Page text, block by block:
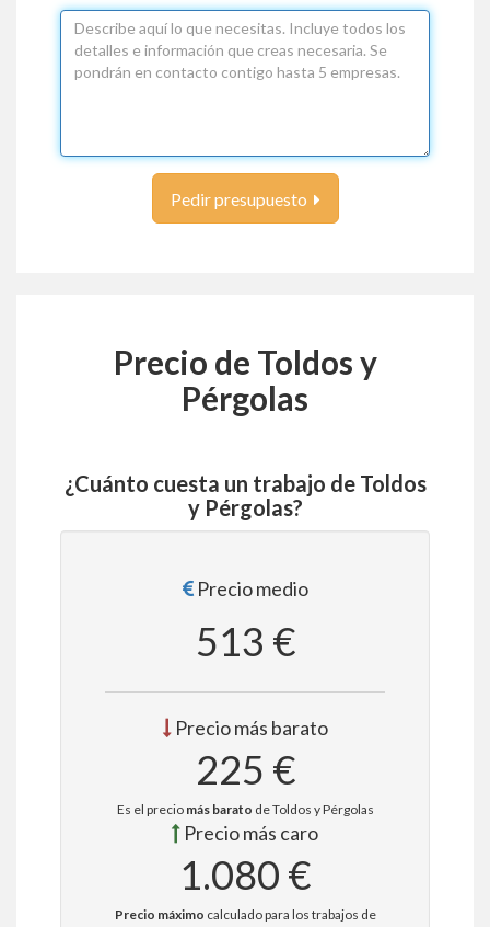
Pedir presupuesto
Precio de Toldos y
Pérgolas
¿Cuánto cuesta un trabajo de Toldos
y Pérgolas?
Precio medio
513 €
Precio más barato
225 €
Es el precio más barato de Toldos y Pérgolas
Precio más caro
1.080 €
Precio máximo calculado para los trabajos de